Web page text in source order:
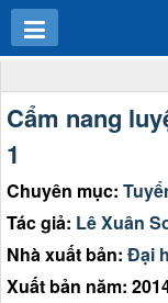
Cẩm nang
1
Chuyên mục:
Tác giả: Lê Xuân
Nhà xuất bản: Đại
Xuất bản năm: